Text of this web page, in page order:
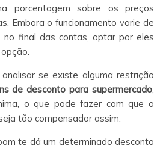
porcentagem sobre os preços
Embora o funcionamento varie de
no final das contas, optar por eles
se existe alguma restrição
de desconto para supermercado
o que pode fazer com que o
tão compensador assim.
te dá um determinado desconto